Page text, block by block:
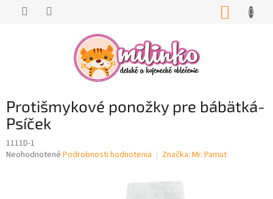
Protišmykové ponožky pre bábätká-
Psíček
1111D-1
Priemerné
Neohodnotené Podrobnosti hodnotenia Značka: Mr. Pamut